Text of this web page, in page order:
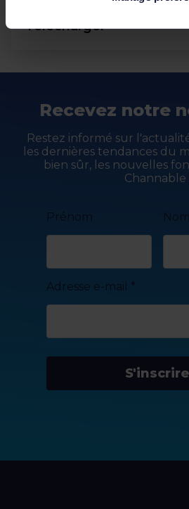
Télécharger
Recevez notre
Restez informé sur
les dernières tendances du
bien sûr, les nouvelles
Channable
Prénom Nom
Adresse e-mail *
S'inscrire